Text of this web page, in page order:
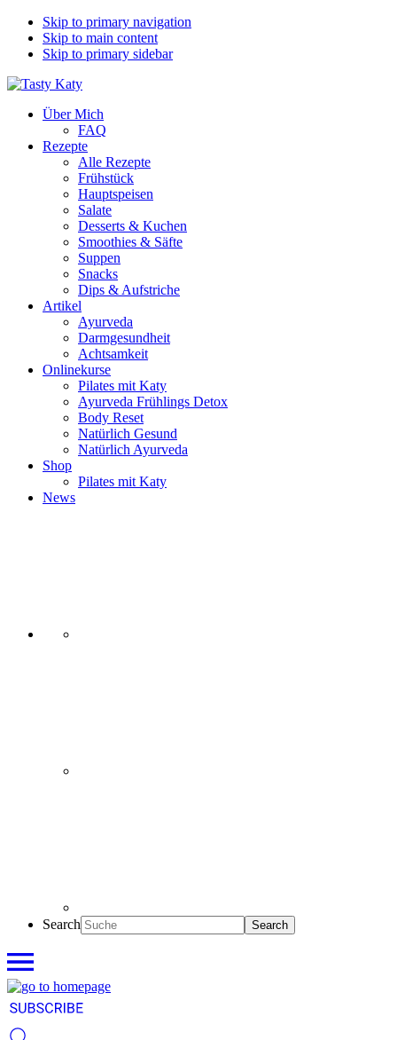
Skip to primary navigation
Skip to main content
Skip to primary sidebar
Über Mich
FAQ
Rezepte
Alle Rezepte
Frühstück
Hauptspeisen
Salate
Desserts & Kuchen
Smoothies & Säfte
Suppen
Snacks
Dips & Aufstriche
Artikel
Ayurveda
Darmgesundheit
Achtsamkeit
Onlinekurse
Pilates mit Katy
Ayurveda Frühlings Detox
Body Reset
Natürlich Gesund
Natürlich Ayurveda
Shop
Pilates mit Katy
News
Search